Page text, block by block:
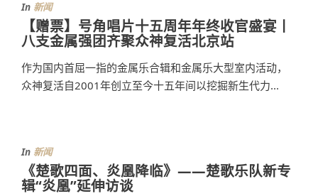
In 新闻
【赠票】号角唱片十五周年年终收官盛宴丨
八支金属强团齐聚众神复活北京站
作为国内首屈一指的金属乐合辑和金属乐大型室内活动，
众神复活自2001年创立至今十五年间以挖掘新生代力...
In 新闻
《楚歌四面、炎凰降临》——楚歌乐队新专
辑“炎凰”延伸访谈